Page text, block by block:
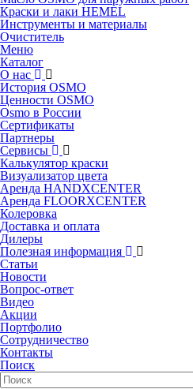
Краски и лаки HEMEL
Инструменты и материалы
Очиститель
Меню
Каталог
О нас
История OSMO
Ценности OSMO
Osmo в России
Сертификаты
Партнеры
Сервисы
Калькулятор краски
Визуализатор цвета
Аренда HANDXCENTER
Аренда FLOORXCENTER
Колеровка
Доставка и оплата
Дилеры
Полезная информация
Статьи
Новости
Вопрос-ответ
Видео
Акции
Портфолио
Сотрудничество
Контакты
Поиск